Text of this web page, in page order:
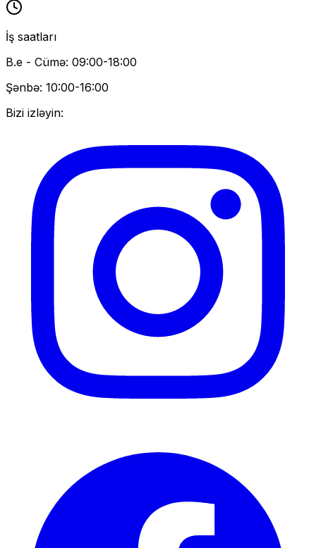
İş saatları
B.e - Cümə: 09:00-18:00
Şənbə: 10:00-16:00
Bizi izləyin: